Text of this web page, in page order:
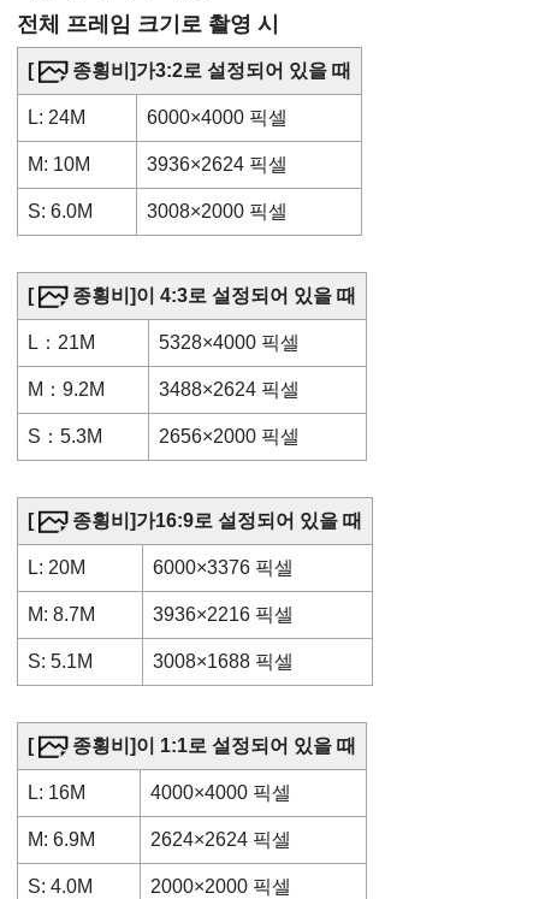
전체 프레임 크기로 촬영 시
[ 종횡비]가3:2로 설정되어 있을 때
L: 24M 6000×4000 픽셀
M: 10M 3936×2624 픽셀
S: 6.0M 3008×2000 픽셀
[ 종횡비]이 4:3로 설정되어 있을 때
L：21M 5328×4000 픽셀
M：9.2M 3488×2624 픽셀
S：5.3M 2656×2000 픽셀
[ 종횡비]가16:9로 설정되어 있을 때
L: 20M 6000×3376 픽셀
M: 8.7M 3936×2216 픽셀
S: 5.1M 3008×1688 픽셀
[ 종횡비]이 1:1로 설정되어 있을 때
L: 16M 4000×4000 픽셀
M: 6.9M 2624×2624 픽셀
S: 4.0M 2000×2000 픽셀